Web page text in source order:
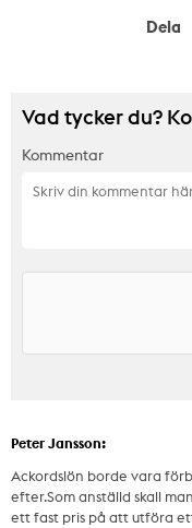
Dela
Vad tycker du?
Kommentar
Peter Jansson:
Ackordslön borde vara
efter.Som anställd skall
ett fast pris på att utföra